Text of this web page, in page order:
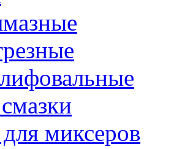
миксеров